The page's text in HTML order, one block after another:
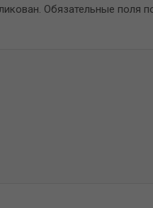
Обязательные поля